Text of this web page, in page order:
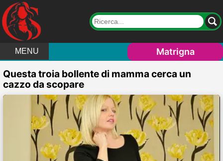
MENU Matrigna
Questa troia bollente di mamma cerca un
cazzo da scopare